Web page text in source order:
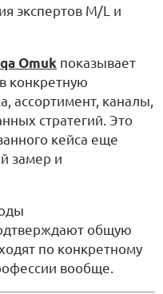
экспертов M/L и
Omuk показывает
конкретную
ассортимент, каналы,
стратегий. Это
кейса еще
замер и
общую
по конкретному
вообще.